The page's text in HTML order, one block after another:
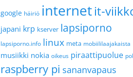
google häiriö internetit-
japani krp kserver lapsiporno
lapsiporno.info linux meta mobiililaajakaista
musiikki nokia oikeus piraattipuolue
raspberry pi sananvapaus